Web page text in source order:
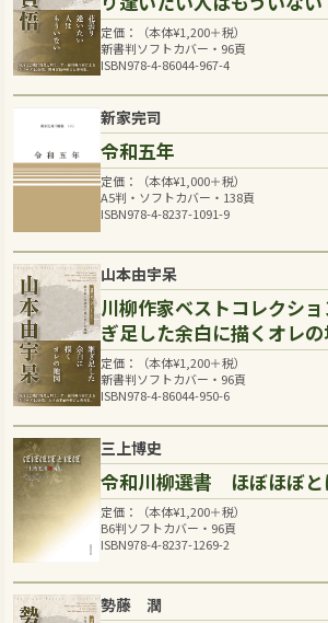
定価：（本体¥1,200＋税）
新書判ソフトカバー・96頁
ISBN978-4-86044-967-4
新家完司
令和五年
定価：（本体¥1,000＋税）
A5判・ソフトカバー・138頁
ISBN978-4-8237-1091-9
山本由宇呆
川柳作家ベストコレクシ
ぎ足した余白に描くオレ
定価：（本体¥1,200＋税）
新書判ソフトカバー・96頁
ISBN978-4-86044-950-6
三上博史
令和川柳選書 ほぼほぼと
定価：（本体¥1,200＋税）
B6判ソフトカバー・96頁
ISBN978-4-8237-1269-2
勢藤 潤